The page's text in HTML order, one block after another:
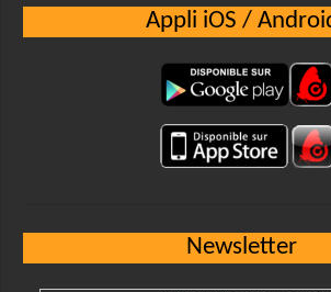
Appli iOS /
Newsletter